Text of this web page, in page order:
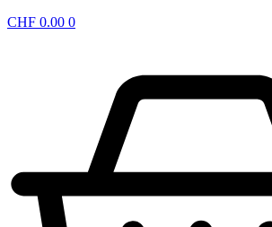
CHF 0.00 0